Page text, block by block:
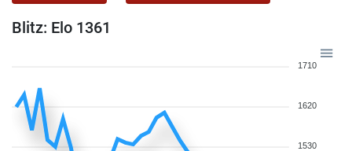
Blitz: Elo 1361
1710
1620
1530